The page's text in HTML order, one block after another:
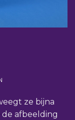
ze bijna
afbeelding